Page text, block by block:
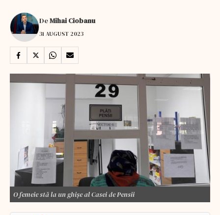
DeMihai Ciobanu
31 AUGUST 2023
O femeie stă la un ghișe al Casei de Pensii